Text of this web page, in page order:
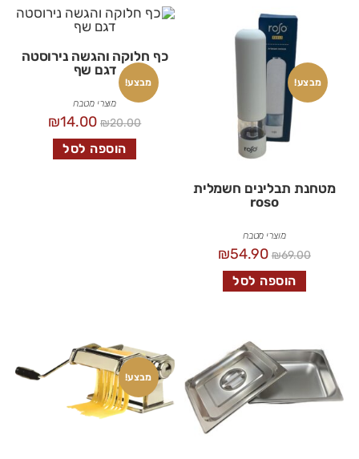
מבצע!
מטחנת תבלינים חשמלית
roso
מוצרי מטבח
₪69.00
₪54.90
הוספה לסל
מבצע!
כף חלוקה והגשה נירוסטה
דגם שף
מוצרי מטבח
₪20.00
₪14.00
הוספה לסל
מבצע!